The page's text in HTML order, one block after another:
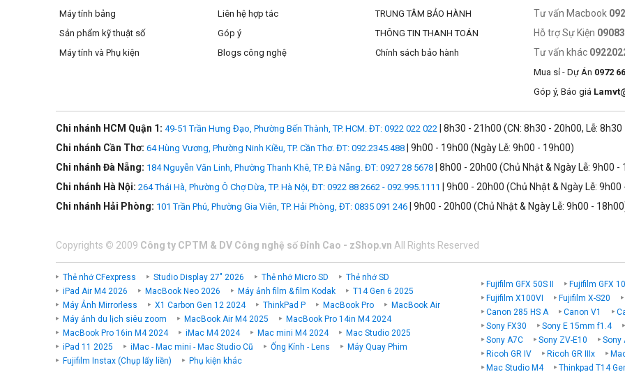
Máy tính bảng
Sản phẩm kỹ thuật số
Máy tính và Phụ kiện
Liên hệ hợp tác
Góp ý
Blogs công nghệ
TRUNG TÂM BẢO HÀNH
THÔNG TIN THANH TOÁN
Chính sách bảo hành
Tư vấn Macbook
Hỗ trợ Sự Kiện
Tư vấn khác
Mua sỉ - Dự Án 0972
Góp ý, Báo giá
Chi nhánh HCM Quận 1: 49-51 Trần Hưng Đạo, Phường Bến Thành, TP. HCM. ĐT: 0922 022 022 | 8h30 - 21h00 (CN: 8h30 - 20h00, Lễ:
Chi nhánh Cần Thơ: 64 Hùng Vương, Phường Ninh Kiều, TP. Cần Thơ. ĐT: 092.2345.488 | 9h00 - 19h00 (Ngày Lễ: 9h00 - 19h00)
Chi nhánh Đà Nẵng: 184 Nguyễn Văn Linh, Phường Thanh Khê, TP. Đà Nẵng. ĐT: 0927 28 5678 | 8h00 - 20h00 (Chủ Nhật & Ngày Lễ: 9h00 -
Chi nhánh Hà Nội: 264 Thái Hà, Phường Ô Chợ Dừa, TP. Hà Nội, ĐT: 0922 88 2662 - 092.995.1111
| 9h00 - 20h00 (Chủ Nhật & Ngày Lễ:
Chi nhánh Hải Phòng: 101 Trần Phú, Phường Gia Viên, TP. Hải Phòng, ĐT: 0835 091 246 | 9h00 - 20h00 (Chủ Nhật & Ngày Lễ: 9h00 -
Copyrights © 2009 Công ty CPTM & DV Công nghệ số Đỉnh Cao - zShop.vn All Rights Reserved
Thẻ nhớ CFexpress Studio Display 27" 2026 Thẻ nhớ Micro SD
Thẻ nhớ SD
iPad Air M4 2026
MacBook Neo 2026 Máy ảnh film & film Kodak
T14 Gen 6 2025
Máy Ảnh Mirrorless
X1 Carbon Gen 12 2024 ThinkPad P MacBook Pro
MacBook Air
Máy ảnh du lịch siêu zoom
MacBook Air M4 2025
MacBook Pro 14in M4 2024
MacBook Pro 16in M4 2024
iMac M4 2024 Mac mini M4 2024
Mac Studio 2025
iPad 11 2025
iMac - Mac mini - Mac Studio Cũ Ống Kính - Lens
Máy Quay Phim
Fujifilm Instax (Chụp lấy liền)
Phụ kiện khác
Fujifilm GFX 50S II
Fujifilm GFX
Fujifilm X100VI
Fujifilm X-S20
Canon 285 HS A
Canon V1
Sony FX30
Sony E 15mm f1.4
Sony A7C
Sony ZV-E10
Sony
Ricoh GR IV
Ricoh GR IIIx
Mac Studio M4
Thinkpad T14